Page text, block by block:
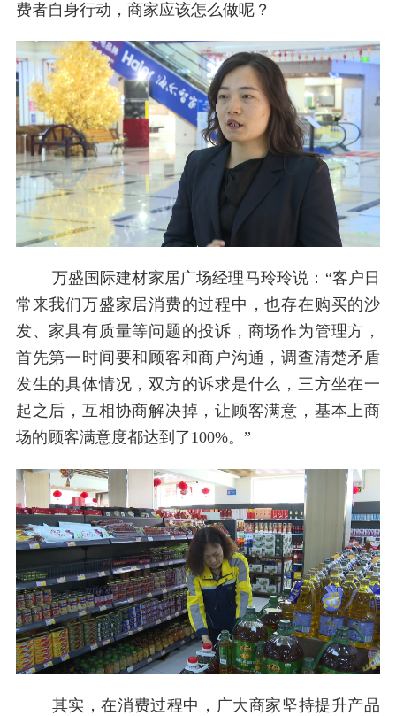
费者自身行动，商家应该怎么做呢？
万盛国际建材家居广场经理马玲玲说：“客户日
常来我们万盛家居消费的过程中，也存在购买的沙
发、家具有质量等问题的投诉，商场作为管理方，
首先第一时间要和顾客和商户沟通，调查清楚矛盾
发生的具体情况，双方的诉求是什么，三方坐在一
起之后，互相协商解决掉，让顾客满意，基本上商
场的顾客满意度都达到了100%。”
其实，在消费过程中，广大商家坚持提升产品